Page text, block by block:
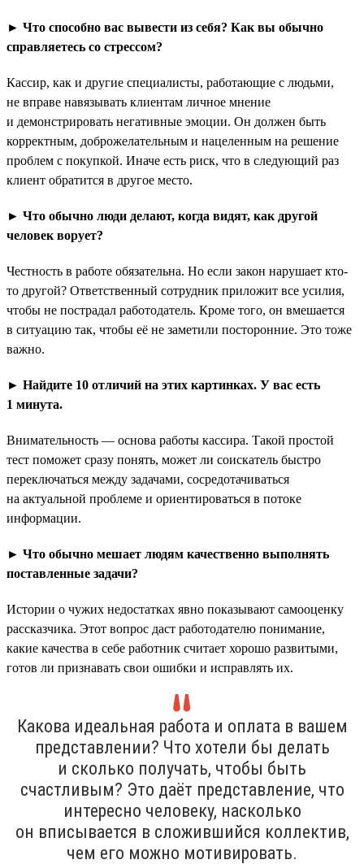
► Что способно вас вывести из себя? Как вы обычно
справляетесь со стрессом?
Кассир, как и другие специалисты, работающие с людьми,
не вправе навязывать клиентам личное мнение
и демонстрировать негативные эмоции. Он должен быть
корректным, доброжелательным и нацеленным на решение
проблем с покупкой. Иначе есть риск, что в следующий раз
клиент обратится в другое место.
► Что обычно люди делают, когда видят, как другой
человек ворует?
Честность в работе обязательна. Но если закон нарушает кто-
то другой? Ответственный сотрудник приложит все усилия,
чтобы не пострадал работодатель. Кроме того, он вмешается
в ситуацию так, чтобы её не заметили посторонние. Это тоже
важно.
► Найдите 10 отличий на этих картинках. У вас есть
1 минута.
Внимательность — основа работы кассира. Такой простой
тест поможет сразу понять, может ли соискатель быстро
переключаться между задачами, сосредотачиваться
на актуальной проблеме и ориентироваться в потоке
информации.
► Что обычно мешает людям качественно выполнять
поставленные задачи?
Истории о чужих недостатках явно показывают самооценку
рассказчика. Этот вопрос даст работодателю понимание,
какие качества в себе работник считает хорошо развитыми,
готов ли признавать свои ошибки и исправлять их.
Какова идеальная работа и оплата в вашем
представлении? Что хотели бы делать
и сколько получать, чтобы быть
счастливым? Это даёт представление, что
интересно человеку, насколько
он вписывается в сложившийся коллектив,
чем его можно мотивировать.